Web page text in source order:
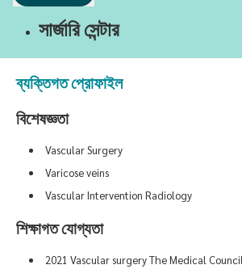
সার্জারি সেন্টার
ব্যক্তিগত প্রোফাইল
বিশেষজ্ঞতা
Vascular Surgery
Varicose veins
Vascular Intervention Radiology
শিক্ষাগত যোগ্যতা
2021 Vascular surgery The Medical